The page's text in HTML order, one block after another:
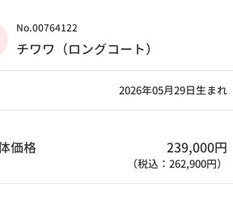
No.00764122
チワワ（ロングコート）
2026年05月29日生まれ
価格 239,000円
（税込：262,900円）